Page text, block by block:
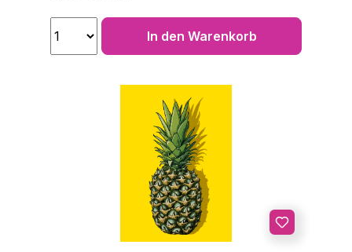
In den Warenkorb